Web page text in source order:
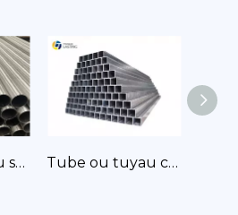
Tube ou tuyau carré en titane Tube ou tuyau rectangulaire en titane